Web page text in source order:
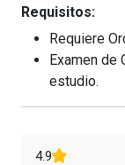
Requisitos:
Requiere
Examen de
estudio.
4.9